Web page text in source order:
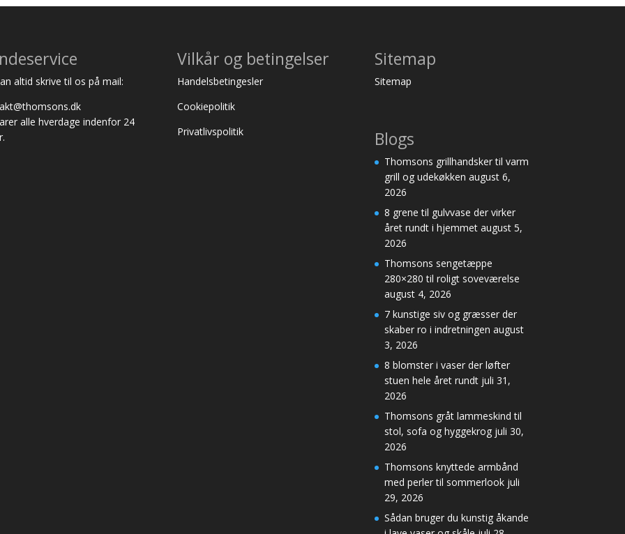
altid skrive til os på mail:
alle hverdage indenfor 24
Vilkår og betingelser
Handelsbetingesler
Cookiepolitik
Privatlivspolitik
Sitemap
Sitemap
Blogs
Thomsons grillhandsker til varm
grill og udekøkken august 6,
2026
8 grene til gulvvase der virker
året rundt i hjemmet august 5,
2026
Thomsons sengetæppe
280×280 til roligt soveværelse
august 4, 2026
7 kunstige siv og græsser der
skaber ro i indretningen august
3, 2026
8 blomster i vaser der løfter
stuen hele året rundt juli 31,
2026
Thomsons gråt lammeskind til
stol, sofa og hyggekrog juli 30,
2026
Thomsons knyttede armbånd
med perler til sommerlook juli
29, 2026
Sådan bruger du kunstig åkande